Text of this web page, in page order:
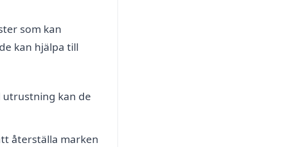
som kan
kan hjälpa till
utrustning kan de
återställa marken